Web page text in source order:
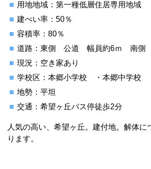
用地地域：第一種低層住居専用地域
建ぺい率：50％
容積率：80％
道路：東側 公道 幅員約6ｍ 南
現況：空き家あり
学校区：本郷小学校 ・本郷中学校
地勢：平坦
交通：希望ヶ丘バス停徒歩2分
人気の高い、希望ヶ丘。建付地。解体に
ります。